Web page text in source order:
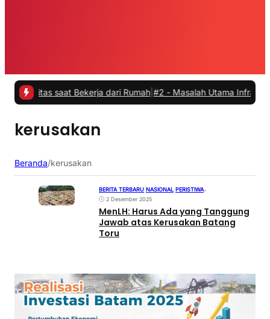
saat Bekerja dari Rumah |#2 -Masalah Utama Infrastruktur
kerusakan
Beranda/kerusakan
BERITA TERBARU NASIONAL PERISTIWA•
2 Desember 2025
MenLH: Harus Ada yang Tanggung
Jawab atas Kerusakan Batang
Toru